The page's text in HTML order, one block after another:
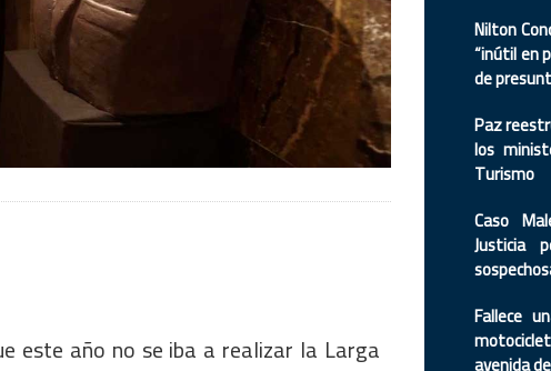
este año no se iba a realizar la Larga
Nilton
“inútil en
de
Paz
los
Turismo
Caso
Justicia
Fallece